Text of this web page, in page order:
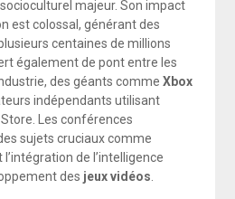
majeur. Son impact
est colossal, générant des
centaines de millions
également de pont entre les
des géants comme Xbox
indépendants utilisant
Les conférences
sujets cruciaux comme
de l’intelligence
des jeux vidéos.